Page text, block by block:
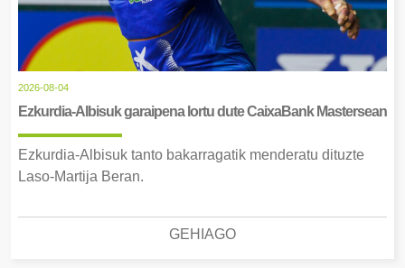
2026-08-04
Ezkurdia-Albisuk garaipena lortu dute CaixaBank Mastersean
Ezkurdia-Albisuk tanto bakarragatik menderatu dituzte
Laso-Martija Beran.
GEHIAGO